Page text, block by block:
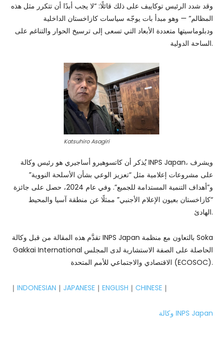
وقد شدد الرئيس توكاييف على ذلك قائلًا: “لا يجب أبدًا أن تتكرر مثل هذه
المظالم” — وهو مبدأ بات يوجّه سياسات كازاخستان الداخلية
ودبلوماسيتها متعددة الأبعاد التي تسعى إلى ترسيخ الحوار والتناغم على
الساحة الدولية.
Katsuhiro Asagiri
يُذكر أن كاتسوهيرو أساجيري هو رئيس وكالة INPS Japan، ويشرف
على مشروعات إعلامية مثل “تعزيز الوعي بشأن الأسلحة النووية”
و”أهداف التنمية المستدامة للجميع”. وفي عام 2024، حصل على جائزة
“كازاخستان بعيون الإعلام الأجنبي” ممثلًا عن منطقة آسيا والمحيط
الهادئ.
تقدَّم هذه المقالة من قبل وكالة INPS Japan بالتعاون مع منظمة Soka
Gakkai International الحاصلة على الصفة الاستشارية لدى المجلس
الاقتصادي والاجتماعي للأمم المتحدة (ECOSOC).
｜ INDONESIAN ｜ JAPANESE ｜ ENGLISH ｜ CHINESE ｜
وكالة INPS Japan